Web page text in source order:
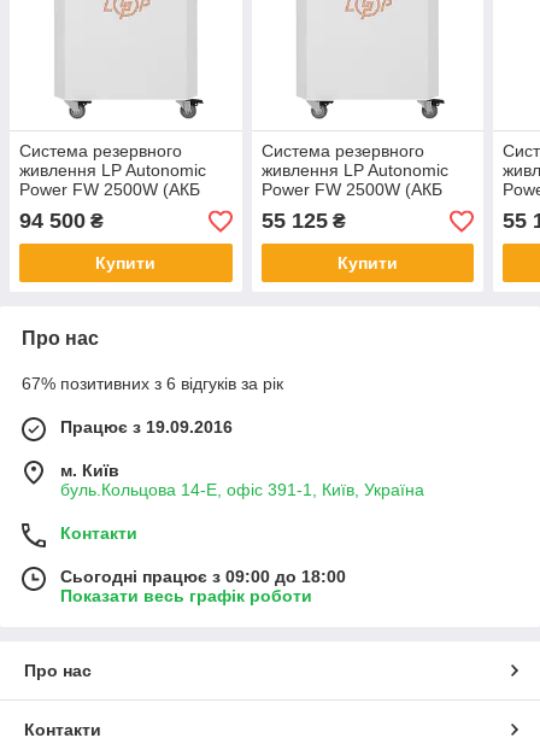
Система резервного
живлення LP Autonomic
Power FW 2500W (АКБ
7200Wh) Білий мат
94 500 ₴
Купити
Система резервного
живлення LP Autonomic
Power FW 2500W (АКБ
2600Wh) Білий глянець
55 125₴
Купити
55
Про нас
67% позитивних з 6 відгуків за рік
Працює з 19.09.2016
м. Київ
буль.Кольцова 14-Е, офіс 391-1, Київ, Україна
Контакти
Сьогодні працює з 09:00 до 18:00
Показати весь графік роботи
Про нас
Контакти